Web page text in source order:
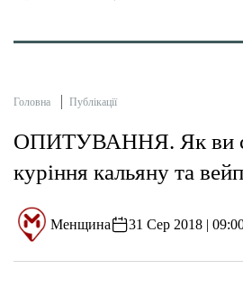
Головна Публікації
ОПИТУВАННЯ. Як ви
куріння кальяну та
Менщина 31 Сер 2018 |